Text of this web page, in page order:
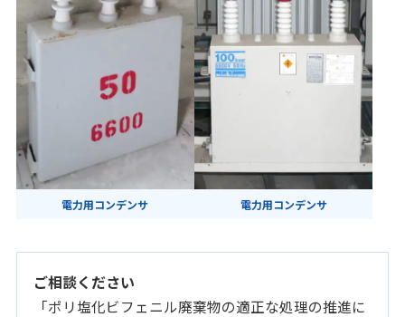
電力用コンデンサ 電力用コンデンサ
ご相談ください
「ポリ塩化ビフェニル廃棄物の適正な処理の推進に